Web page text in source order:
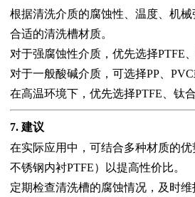
根据清洗介质的腐蚀性、温度、机
合适的清洗槽材质。
对于强腐蚀性介质，优先选择PTFE
对于一般酸碱介质，可选择PP、PVC
在高温环境下，优先选择PTFE、钛
7. 建议
在实际应用中，可结合多种材质的
不锈钢内衬PTFE）以提高性价比。
定期检查清洗槽的腐蚀情况，及时